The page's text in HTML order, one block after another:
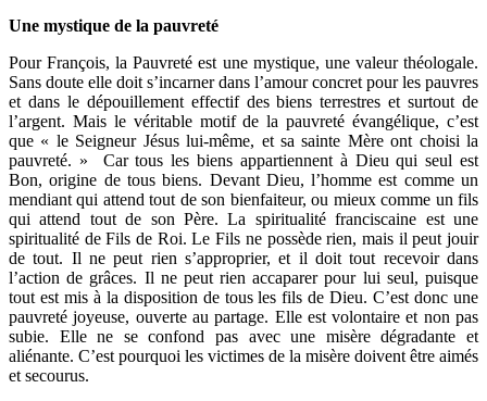
Une mystique de la pauvreté
Pour François, la Pauvreté est une mystique, une valeur théologale.
Sans doute elle doit s’incarner dans l’amour concret pour les pauvres
et dans le dépouillement effectif des biens terrestres et surtout de
l’argent. Mais le véritable motif de la pauvreté évangélique, c’est
que « le Seigneur Jésus lui-même, et sa sainte Mère ont choisi la
pauvreté. » Car tous les biens appartiennent à Dieu qui seul est
Bon, origine de tous biens. Devant Dieu, l’homme est comme un
mendiant qui attend tout de son bienfaiteur, ou mieux comme un fils
qui attend tout de son Père. La spiritualité franciscaine est une
spiritualité de Fils de Roi. Le Fils ne possède rien, mais il peut jouir
de tout. Il ne peut rien s’approprier, et il doit tout recevoir dans
l’action de grâces. Il ne peut rien accaparer pour lui seul, puisque
tout est mis à la disposition de tous les fils de Dieu. C’est donc une
pauvreté joyeuse, ouverte au partage. Elle est volontaire et non pas
subie. Elle ne se confond pas avec une misère dégradante et
aliénante. C’est pourquoi les victimes de la misère doivent être aimés
et secourus.